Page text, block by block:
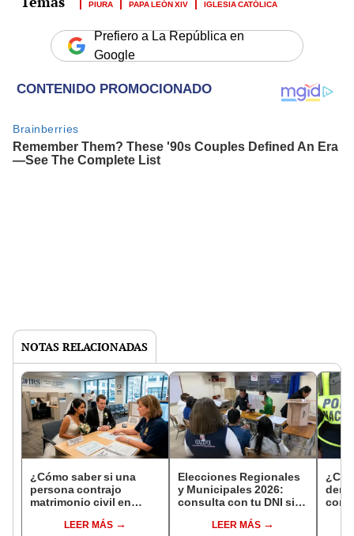
PIURA PAPA LEÓN XIV IGLESIA CATÓLICA
Prefiero a La República en
Google
NOTAS RELACIONADAS
¿Cómo saber si una
persona contrajo
matrimonio civil en
LEER MÁS
Elecciones Regionales
y Municipales 2026:
consulta con tu DNI si
de mesa para este 4 de
LEER MÁS
con